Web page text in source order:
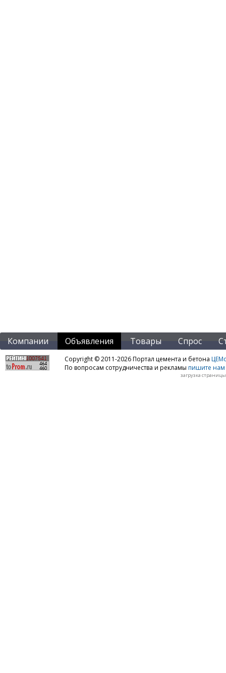
Компании Объявления Товары Спрос
Copyright © 2011-2026 Портал цемента и бетона
По вопросам сотрудничества и рекламы пишите нам
загрузка